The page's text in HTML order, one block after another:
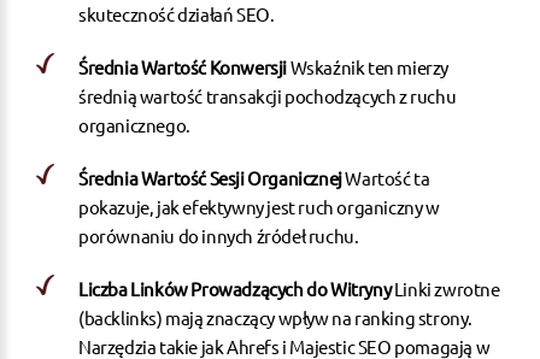
skuteczność działań SEO.
Średnia Wartość KonwersjiWskaźnik ten mierzy
średnią wartość transakcji pochodzących z ruchu
organicznego.
Średnia Wartość Sesji OrganicznejWartość ta
pokazuje, jak efektywny jest ruch organiczny w
porównaniu do innych źródeł ruchu.
Liczba Linków Prowadzących do WitrynyLinki zwrotne
(backlinks) mają znaczący wpływ na ranking strony.
Narzędzia takie jak Ahrefs i Majestic SEO pomagają w